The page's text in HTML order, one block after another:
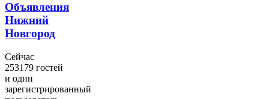
Объявления
Нижний
Новгород
Сейчас
253179 гостей
и один
зарегистрированный